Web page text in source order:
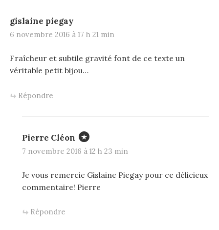
gislaine piegay
6 novembre 2016 à 17 h 21 min
Fraîcheur et subtile gravité font de ce texte un
véritable petit bijou…
Répondre
Pierre Cléon
7 novembre 2016 à 12 h 23 min
Je vous remercie Gislaine Piegay pour ce délicieux
commentaire! Pierre
Répondre